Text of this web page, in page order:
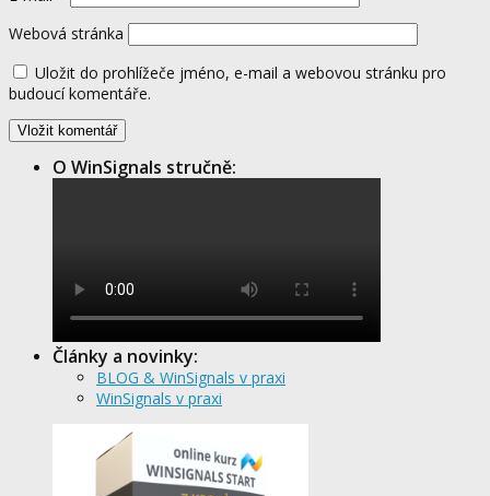
Webová stránka
Uložit do prohlížeče jméno, e-mail a webovou stránku pro
budoucí komentáře.
O WinSignals stručně:
Články a novinky:
BLOG & WinSignals v praxi
WinSignals v praxi